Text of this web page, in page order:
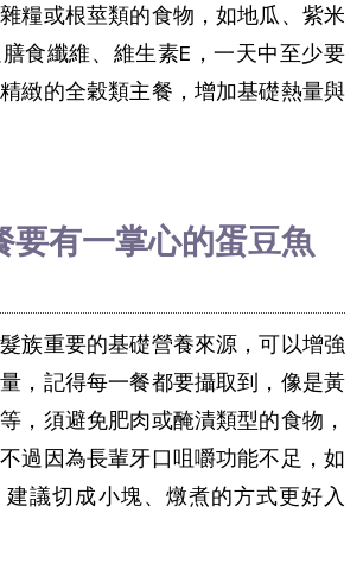
糧或根莖類的食物，如地瓜、紫米
食纖維、維生素E，一天中至少要
緻的全穀類主餐，增加基礎熱量與
要有一掌心的蛋豆魚
族重要的基礎營養來源，可以增強
，記得每一餐都要攝取到，像是黃
，須避免肥肉或醃漬類型的食物，
過因為長輩牙口咀嚼功能不足，如
議切成小塊、燉煮的方式更好入